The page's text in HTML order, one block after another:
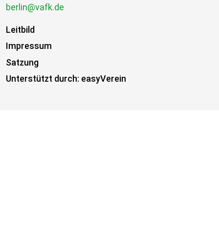
berlin@vafk.de
Leitbild
Impressum
Satzung
Unterstützt durch: easyVerein